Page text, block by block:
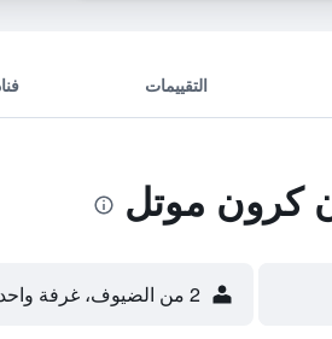
التقييمات
2 من الضيوف، غرفة واحدة